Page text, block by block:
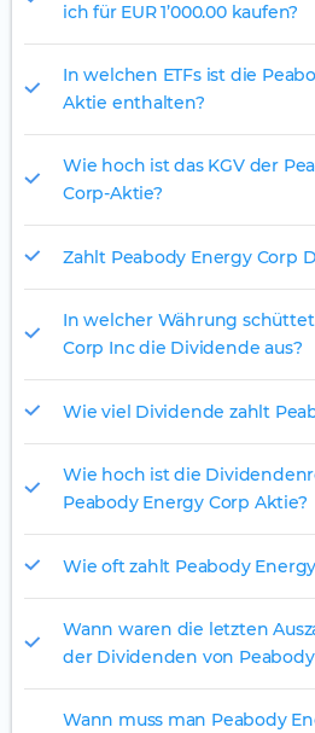
ich für EUR 1’000.00 kaufen?
In welchen ETFs ist die
Aktie enthalten?
Wie hoch ist das KGV der
Corp-Aktie?
Zahlt Peabody Energy Corp
In welcher Währung
Corp Inc die Dividende aus?
Wie viel Dividende zahlt
Wie hoch ist die
Peabody Energy Corp Aktie?
Wie oft zahlt Peabody
Wann waren die letzten
der Dividenden von
Wann muss man Peabody